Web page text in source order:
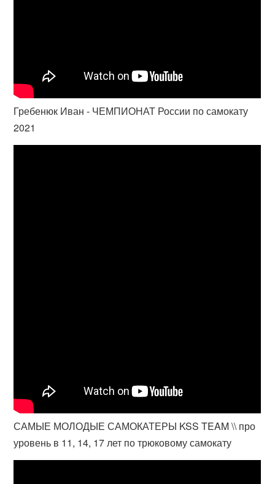
Гребенюк Иван - ЧЕМПИОНАТ России по самокату
2021
САМЫЕ МОЛОДЫЕ САМОКАТЕРЫ KSS TEAM \\ про
уровень в 11, 14, 17 лет по трюковому самокату